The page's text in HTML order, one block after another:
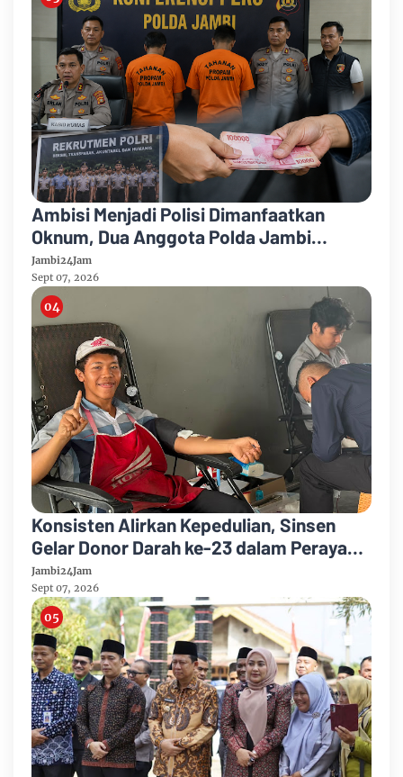
Ambisi Menjadi Polisi Dimanfaatkan
Oknum, Dua Anggota Polda Jambi
Diduga Tipu Calon Bintara dengan Janji
Kelulusan
Jambi24Jam
Sept 07, 2026
Konsisten Alirkan Kepedulian, Sinsen
Gelar Donor Darah ke-23 dalam Perayaan
Anniversary Sinsen
Jambi24Jam
Sept 07, 2026